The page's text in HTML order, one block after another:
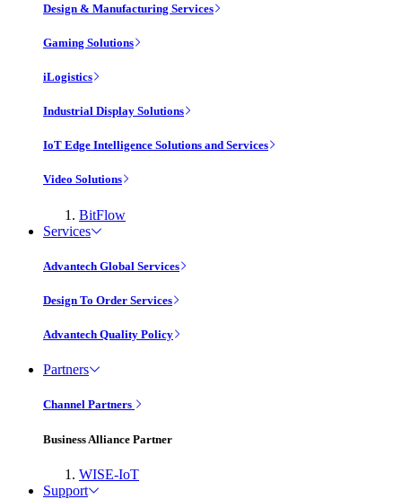
Design & Manufacturing Services
Gaming Solutions
iLogistics
Industrial Display Solutions
IoT Edge Intelligence Solutions and Services
Video Solutions
BitFlow
Services
Advantech Global Services
Design To Order Services
Advantech Quality Policy
Partners
Channel Partners
Business Alliance Partner
WISE-IoT
Support